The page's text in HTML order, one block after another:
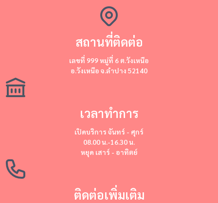
สถานที่ติดต่อ
​​เลขที่ 999 หมู่ที่ 6 ต.วังเหนือ
อ.วังเหนือ จ.ลำปาง 52140
เวลาทำการ
เปิดบริการ จันทร์ - ศุกร์
08.00 น.-16.30 น.
หยุด เสาร์ - อาทิตย์
ติดต่อเพิ่มเติม